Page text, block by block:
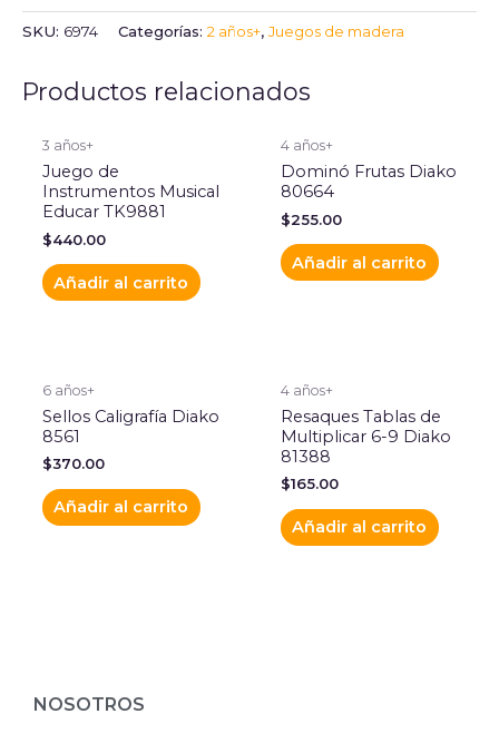
SKU: 6974 Categorías: 2 años+, Juegos de madera
Productos relacionados
3 años+
Juego de
Instrumentos Musical
Educar TK9881
$440.00
Añadir al carrito
4 años+
Dominó Frutas Diako
80664
$255.00
Añadir al carrito
6 años+
Sellos Caligrafía Diako
8561
$370.00
Añadir al carrito
4 años+
Resaques Tablas de
Multiplicar 6-9 Diako
81388
$165.00
Añadir al carrito
NOSOTROS